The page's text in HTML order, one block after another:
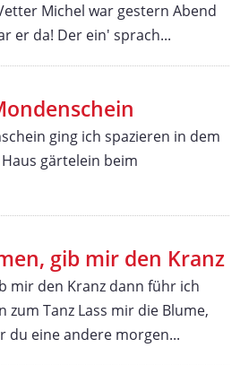
Michel war gestern Abend
er da! Der ein' sprach...
ging ich spazieren in dem
gärtelein beim
gib mir den Kranz
mir den Kranz dann führ ich
zum Tanz Lass mir die Blume,
du eine andere morgen...